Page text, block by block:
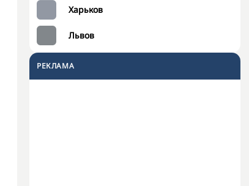
Харьков
Львов
РЕКЛАМА